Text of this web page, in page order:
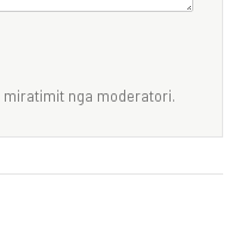
miratimit nga moderatori.